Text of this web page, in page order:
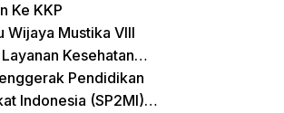
Ke KKP
Wijaya Mustika VIII
Kesehatan
Balita dan Lansia
Pendidikan
Indonesia (SP2MI)